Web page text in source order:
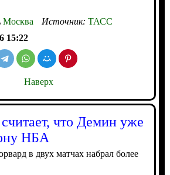
Москва Источник: ТАСС
15:22
Наверх
что Демин уже
НБА
в двух матчах набрал более